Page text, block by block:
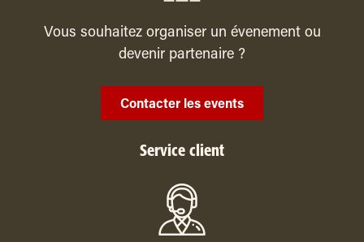
Vous souhaitez organiser un évenement ou
devenir partenaire ?
Contacter les events
Service client